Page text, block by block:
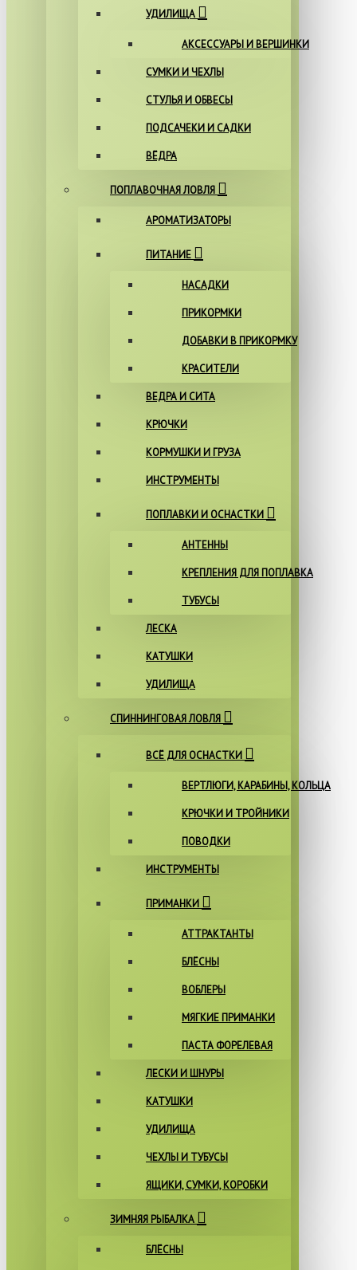
УДИЛИЩА
АКСЕССУАРЫ И ВЕРШИНКИ
СУМКИ И ЧЕХЛЫ
СТУЛЬЯ И ОБВЕСЫ
ПОДСАЧЕКИ И САДКИ
ВЁДРА
ПОПЛАВОЧНАЯ ЛОВЛЯ
АРОМАТИЗАТОРЫ
ПИТАНИЕ
НАСАДКИ
ПРИКОРМКИ
ДОБАВКИ В ПРИКОРМКУ
КРАСИТЕЛИ
ВЕДРА И СИТА
КРЮЧКИ
КОРМУШКИ И ГРУЗА
ИНСТРУМЕНТЫ
ПОПЛАВКИ И ОСНАСТКИ
АНТЕННЫ
КРЕПЛЕНИЯ ДЛЯ ПОПЛАВКА
ТУБУСЫ
ЛЕСКА
КАТУШКИ
УДИЛИЩА
СПИННИНГОВАЯ ЛОВЛЯ
ВСЁ ДЛЯ ОСНАСТКИ
ВЕРТЛЮГИ, КАРАБИНЫ, КОЛЬЦА
КРЮЧКИ И ТРОЙНИКИ
ПОВОДКИ
ИНСТРУМЕНТЫ
ПРИМАНКИ
АТТРАКТАНТЫ
БЛЁСНЫ
ВОБЛЕРЫ
МЯГКИЕ ПРИМАНКИ
ПАСТА ФОРЕЛЕВАЯ
ЛЕСКИ И ШНУРЫ
КАТУШКИ
УДИЛИЩА
ЧЕХЛЫ И ТУБУСЫ
ЯЩИКИ, СУМКИ, КОРОБКИ
ЗИМНЯЯ РЫБАЛКА
БЛЁСНЫ